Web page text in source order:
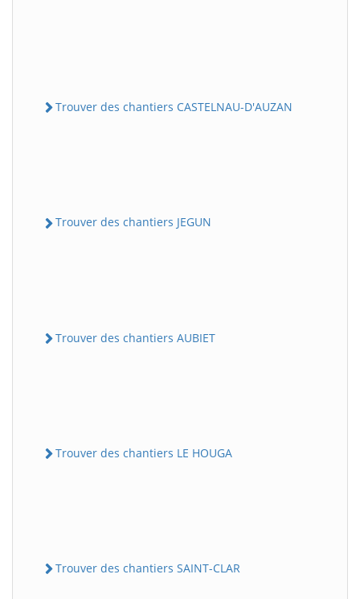
Trouver des chantiers CASTELNAU-D'AUZAN
Trouver des chantiers JEGUN
Trouver des chantiers AUBIET
Trouver des chantiers LE HOUGA
Trouver des chantiers SAINT-CLAR